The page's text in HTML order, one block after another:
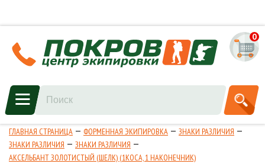
0
ГЛАВНАЯ СТРАНИЦА ФОРМЕННАЯ ЭКИПИРОВКА
ЗНАКИ РАЗЛИЧИЯ
ЗНАКИ РАЗЛИЧИЯ
ЗНАКИ РАЗЛИЧИЯ
АКСЕЛЬБАНТ ЗОЛОТИСТЫЙ (ШЕЛК) (1КОСА, 1 НАКОНЕЧНИК)